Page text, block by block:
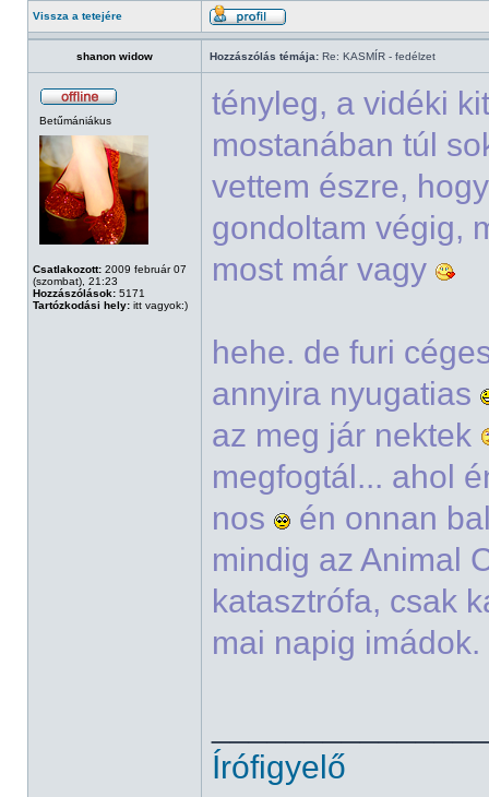
Vissza a tetejére
shanon widow Hozzászólás témája: Re: KASMÍR - fedélzet
Betűmániákus
Csatlakozott: 2009 február 07
(szombat), 21:23
Hozzászólások: 5171
Tartózkodási hely: itt vagyok:)
tényleg, a vidéki
mostanában túl
vettem észre,
gondoltam végig,
most már vagy
hehe. de furi
annyira nyugatias
az meg jár nektek
megfogtál... ahol
nos
én onnan
mindig az Animal
katasztrófa, csak
mai napig
Írófigyelő